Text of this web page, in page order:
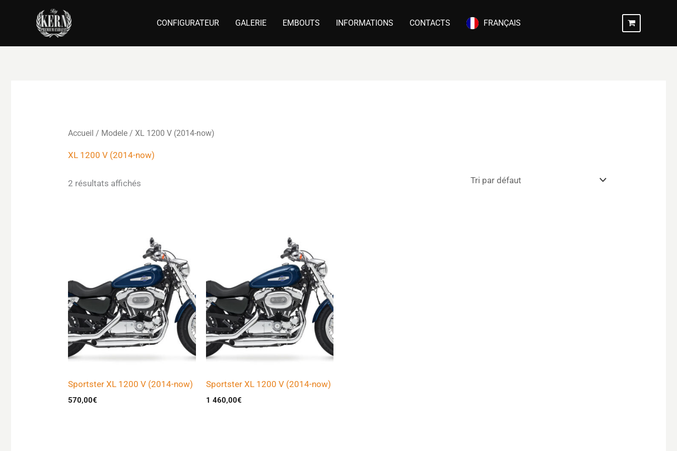
CONFIGURATEUR GALERIE EMBOUTS INFORMATIONS CONTACTS FRANÇAIS
Accueil / Modele / XL 1200 V (2014-now)
XL 1200 V (2014-now)
2 résultats affichés
Sportster XL 1200 V (2014-now)
570,00€
Sportster XL 1200 V (2014-now)
1 460,00€